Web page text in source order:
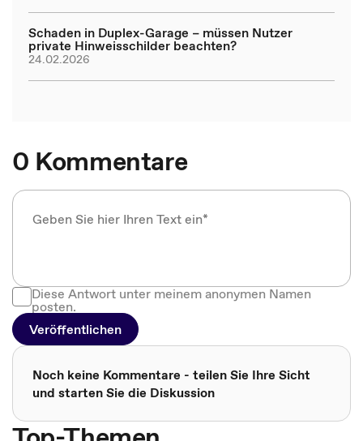
Schaden in Duplex-Garage – müssen Nutzer
private Hinweisschilder beachten?
24.02.2026
0 Kommentare
Diese Antwort unter meinem anonymen Namen
posten.
Veröffentlichen
Noch keine Kommentare - teilen Sie Ihre Sicht
und starten Sie die Diskussion